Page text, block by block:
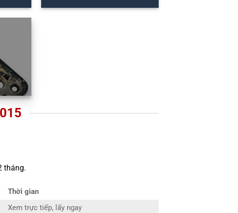
tháng.
Thời gian
Xem trực tiếp, lấy ngay